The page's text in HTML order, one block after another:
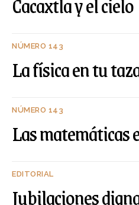
NÚMERO 143
La física en tu
NÚMERO 143
Las matemáticas
EDITORIAL
Jubilaciones